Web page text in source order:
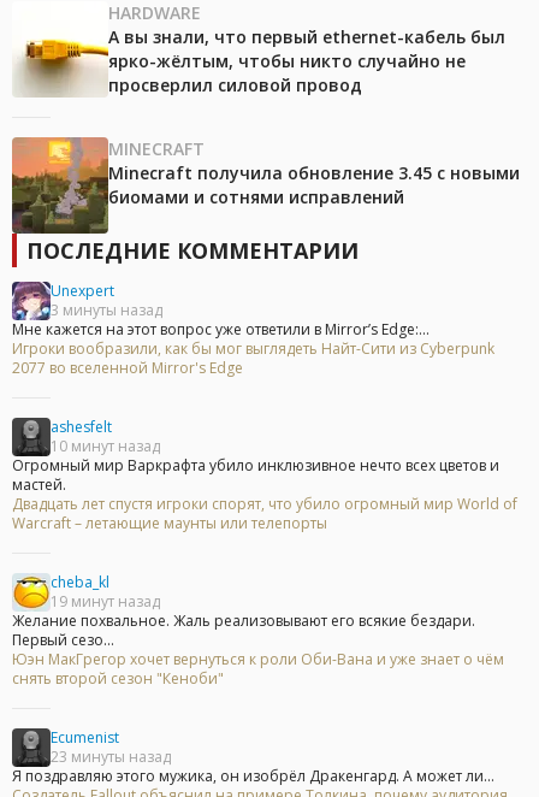
HARDWARE
А вы знали, что первый ethernet-кабель был
ярко-жёлтым, чтобы никто случайно не
просверлил силовой провод
MINECRAFT
Minecraft получила обновление 3.45 с новыми
биомами и сотнями исправлений
ПОСЛЕДНИЕ КОММЕНТАРИИ
Unexpert
3 минуты назад
Мне кажется на этот вопрос уже ответили в Mirror’s Edge:...
Игроки вообразили, как бы мог выглядеть Найт-Сити из Cyberpunk
2077 во вселенной Mirror's Edge
ashesfelt
10 минут назад
Огромный мир Варкрафта убило инклюзивное нечто всех цветов и
мастей.
Двадцать лет спустя игроки спорят, что убило огромный мир World of
Warcraft – летающие маунты или телепорты
cheba_kl
19 минут назад
Желание похвальное. Жаль реализовывают его всякие бездари.
Первый сезо...
Юэн МакГрегор хочет вернуться к роли Оби-Вана и уже знает о чём
снять второй сезон "Кеноби"
Ecumenist
23 минуты назад
Я поздравляю этого мужика, он изобрёл Дракенгард. А может ли...